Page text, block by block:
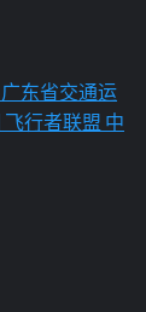
广东省交通运
飞行者联盟 中